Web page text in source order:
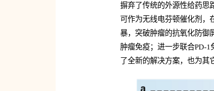
摒弃了传统的外源性给药思
可作为无线电芬顿催化剂，
暴，突破肿瘤的抗氧化防御
肿瘤免疫；进一步联合PD-
了全新的解决方案，也为其